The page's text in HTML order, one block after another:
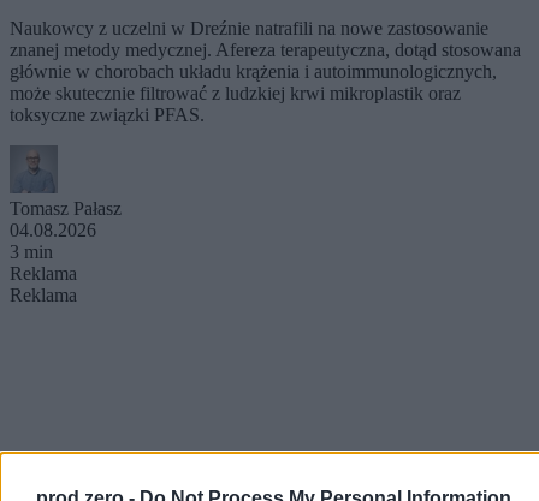
Naukowcy z uczelni w Dreźnie natrafili na nowe zastosowanie
znanej metody medycznej. Afereza terapeutyczna, dotąd stosowana
głównie w chorobach układu krążenia i autoimmunologicznych,
może skutecznie filtrować z ludzkiej krwi mikroplastik oraz
toksyczne związki PFAS.
Tomasz Pałasz
04.08.2026
3 min
Reklama
Reklama